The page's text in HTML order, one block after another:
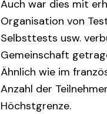
Auch war dies mit
Organisation von
Selbsttests usw.
Gemeinschaft
Ähnlich wie im
Anzahl der
Höchstgrenze.